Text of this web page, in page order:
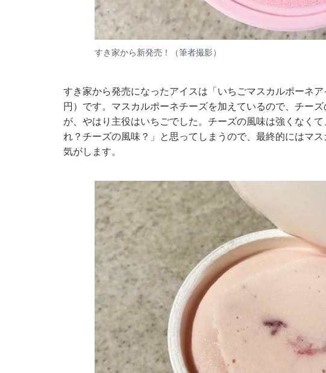
すき家から新発売！（筆者撮影）
すき家から発売になったアイスは「いちごマスカルポーネ
円）です。マスカルポーネチーズを加えているので、チー
が、やはり主役はいちごでした。チーズの風味は強くなく
れ？チーズの風味？」と思ってしまうので、最終的にはマ
気がします。